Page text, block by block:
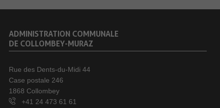
ADMINISTRATION COMMUNALE
DE COLLOMBEY-MURAZ
Rue des Dents-du-Midi 44
Case postale 246
1868 Collombey
+41 24 473 61 61